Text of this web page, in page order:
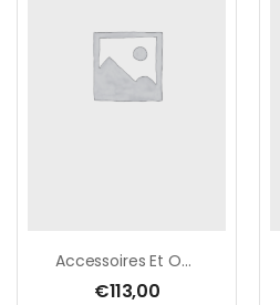
Accessoires Et Options PouSupplément De Prix (set) Pour Allongement Des Fourches À 1.20m 2,5T (120×40 – 120×120)
€113,00